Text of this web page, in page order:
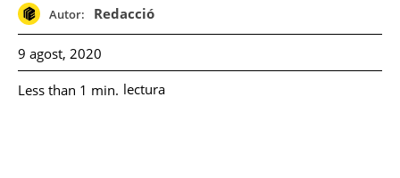
Autor: Redacció
9 agost, 2020
Less than 1 min. lectura